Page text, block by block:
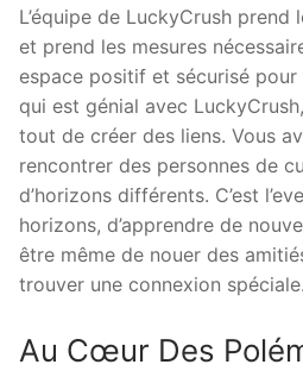
L’équipe de LuckyCrush
et prend les mesures
espace positif et sécurisé
qui est génial avec LuckyCrush,
tout de créer des liens. Vous
rencontrer des personnes de
d’horizons différents. C’est
horizons, d’apprendre de
être même de nouer des
trouver une connexion spéciale.
Au Cœur Des